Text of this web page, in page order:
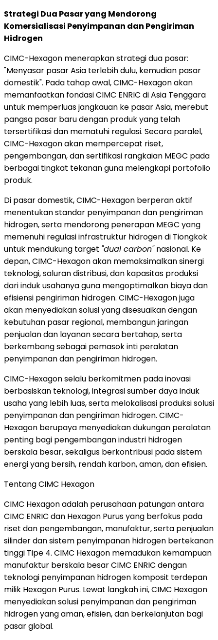
Strategi Dua Pasar yang Mendorong
Komersialisasi Penyimpanan dan Pengiriman
Hidrogen
CIMC-Hexagon menerapkan strategi dua pasar:
"Menyasar pasar Asia terlebih dulu, kemudian pasar
domestik". Pada tahap awal, CIMC-Hexagon akan
memanfaatkan fondasi CIMC ENRIC di Asia Tenggara
untuk memperluas jangkauan ke pasar Asia, merebut
pangsa pasar baru dengan produk yang telah
tersertifikasi dan mematuhi regulasi. Secara paralel,
CIMC-Hexagon akan mempercepat riset,
pengembangan, dan sertifikasi rangkaian MEGC pada
berbagai tingkat tekanan guna melengkapi portofolio
produk.
Di pasar domestik, CIMC-Hexagon berperan aktif
menentukan standar penyimpanan dan pengiriman
hidrogen, serta mendorong penerapan MEGC yang
memenuhi regulasi infrastruktur hidrogen di Tiongkok
untuk mendukung target "dual carbon"nasional. Ke
depan, CIMC-Hexagon akan memaksimalkan sinergi
teknologi, saluran distribusi, dan kapasitas produksi
dari induk usahanya guna mengoptimalkan biaya dan
efisiensi pengiriman hidrogen. CIMC-Hexagon juga
akan menyediakan solusi yang disesuaikan dengan
kebutuhan pasar regional, membangun jaringan
penjualan dan layanan secara bertahap, serta
berkembang sebagai pemasok inti peralatan
penyimpanan dan pengiriman hidrogen.
CIMC-Hexagon selalu berkomitmen pada inovasi
berbasiskan teknologi, integrasi sumber daya induk
usaha yang lebih luas, serta melokalisasi produksi solusi
penyimpanan dan pengiriman hidrogen. CIMC-
Hexagon berupaya menyediakan dukungan peralatan
penting bagi pengembangan industri hidrogen
berskala besar, sekaligus berkontribusi pada sistem
energi yang bersih, rendah karbon, aman, dan efisien.
Tentang CIMC Hexagon
CIMC Hexagon adalah perusahaan patungan antara
CIMC ENRIC dan Hexagon Purus yang berfokus pada
riset dan pengembangan, manufaktur, serta penjualan
silinder dan sistem penyimpanan hidrogen bertekanan
tinggi Tipe 4. CIMC Hexagon memadukan kemampuan
manufaktur berskala besar CIMC ENRIC dengan
teknologi penyimpanan hidrogen komposit terdepan
milik Hexagon Purus. Lewat langkah ini, CIMC Hexagon
menyediakan solusi penyimpanan dan pengiriman
hidrogen yang aman, efisien, dan berkelanjutan bagi
pasar global.